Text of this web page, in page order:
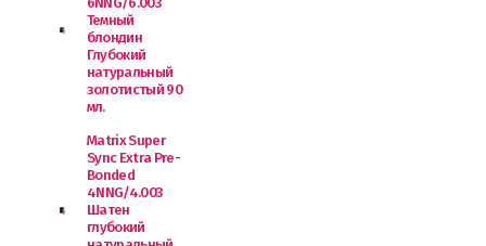
6NNG/6.003
Темный
блондин
Глубокий
натуральный
золотистый 90
мл.
Matrix Super
Sync Extra Pre-
Bonded
4NNG/4.003
Шатен
глубокий